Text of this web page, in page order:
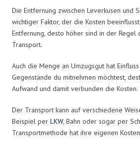
Die Entfernung zwischen Leverkusen und
wichtiger Faktor, der die Kosten
Entfernung, desto höher sind in der Regel
Transport.
Auch die Menge an Umzugsgut hat
Gegenstände du mitnehmen möchtest,
Aufwand und damit verbunden die Kosten.
Der Transport kann auf verschiedene
Beispiel per LKW, Bahn oder sogar per
Transportmethode hat ihre eigenen